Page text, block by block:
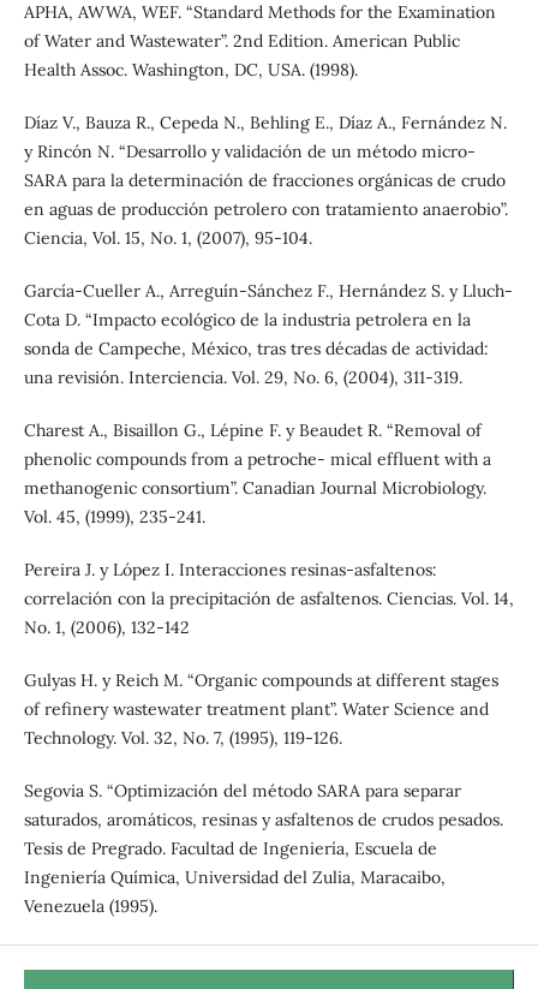
APHA, AWWA, WEF. “Standard Methods for the Examination
of Water and Wastewater”. 2nd Edition. American Public
Health Assoc. Washington, DC, USA. (1998).
Díaz V., Bauza R., Cepeda N., Behling E., Díaz A., Fernández N.
y Rincón N. “Desarrollo y validación de un método micro-
SARA para la determinación de fracciones orgánicas de crudo
en aguas de producción petrolero con tratamiento anaerobio”.
Ciencia, Vol. 15, No. 1, (2007), 95-104.
García-Cueller A., Arreguín-Sánchez F., Hernández S. y Lluch-
Cota D. “Impacto ecológico de la industria petrolera en la
sonda de Campeche, México, tras tres décadas de actividad:
una revisión. Interciencia. Vol. 29, No. 6, (2004), 311-319.
Charest A., Bisaillon G., Lépine F. y Beaudet R. “Removal of
phenolic compounds from a petroche- mical effluent with a
methanogenic consortium”. Canadian Journal Microbiology.
Vol. 45, (1999), 235-241.
Pereira J. y López I. Interacciones resinas-asfaltenos:
correlación con la precipitación de asfaltenos. Ciencias. Vol. 14,
No. 1, (2006), 132-142
Gulyas H. y Reich M. “Organic compounds at different stages
of refinery wastewater treatment plant”. Water Science and
Technology. Vol. 32, No. 7, (1995), 119-126.
Segovia S. “Optimización del método SARA para separar
saturados, aromáticos, resinas y asfaltenos de crudos pesados.
Tesis de Pregrado. Facultad de Ingeniería, Escuela de
Ingeniería Química, Universidad del Zulia, Maracaibo,
Venezuela (1995).